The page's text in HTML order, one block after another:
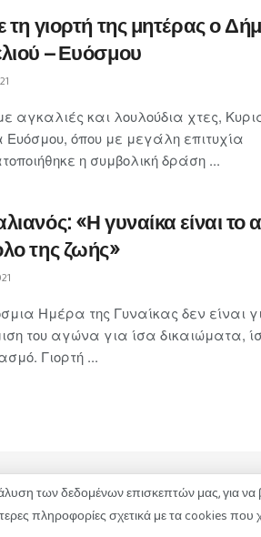
τη γιορτή της μητέρας ο
– Ευόσμου
αγκαλιές και λουλούδια χτες,
Ευόσμου, όπου με μεγάλη επιτυχία
η συμβολική δράση ...
«Η γυναίκα είναι το
της ζωής»
Ημέρα της Γυναίκας δεν είναι
του αγώνα για ίσα δικαιώματα,
Γιορτή ...
ΚΑΤΑΓΓΕΛΙΕΣ ΕΠΙΚΟΙΝΩΝΙΑ
των δεδομένων επισκεπτών μας, για να
πληροφορίες σχετικά με τα cookies που